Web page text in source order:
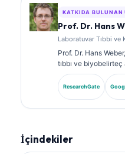
KATKIDA BULUNAN
Prof. Dr. Hans
Laboratuvar Tıbbi
Prof. Dr. Hans
tıbbı ve biyobelirteç
uzmanlığa sahiptir.
eski Başkanıdır;
standardizasyonu
ResearchGate
İçindekiler